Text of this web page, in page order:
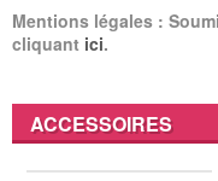
Mentions légales :
cliquant ici.
ACCESSOIRES